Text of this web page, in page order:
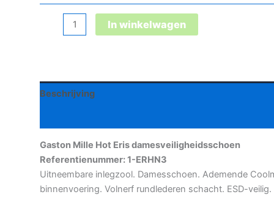
damesveiligheidsschoen
aantal
In winkelwagen
Beschrijving
Gaston Mille Hot Eris damesveiligheidsschoen
Referentienummer: 1-ERHN3
Uitneembare inlegzool. Damesschoen. Ademende
binnenvoering. Volnerf rundlederen schacht. ESD-veilig.